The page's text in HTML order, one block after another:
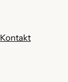
Kontakt